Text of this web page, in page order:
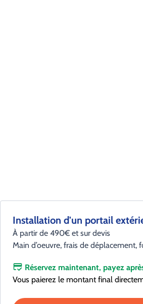
Installation d'un portail
À partir de 490€ et sur devis
Main d’oeuvre, frais de déplacement,
Réservez maintenant, payez
Vous paierez le montant final